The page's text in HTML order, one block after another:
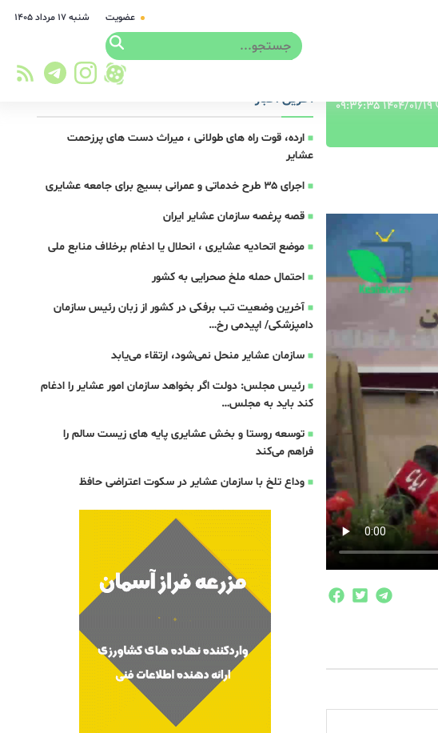
عضویت شنبه ۱۷ مرداد ۱۴۰۵
۱۴۰۴/۰۱/۱۹ ۰۹:۳۶:۳۵ آخرین اخبار
ارده، قوت راه های طولانی ، میراث دست های پرزحمت
عشایر
اجرای ۳۵ طرح خدماتی و عمرانی بسیج برای جامعه عشایری
قصه پرغصه سازمان عشایر ایران
موضع اتحادیه عشایری ، انحلال یا ادغام برخلاف منابع ملی
احتمال حمله ملخ صحرایی به کشور
آخرین وضعیت تب برفکی در کشور از زبان رئیس سازمان
دامپزشکی/ اپیدمی رخ…
سازمان عشایر منحل نمی‌شود، ارتقاء می‌یابد
رئیس مجلس: دولت اگر بخواهد سازمان امور عشایر را ادغام
کند باید به مجلس…
توسعه روستا و بخش عشایری پایه های زیست سالم را
فراهم می‌کند
وداع تلخ با سازمان عشایر در سکوت اعتراضی حافظ